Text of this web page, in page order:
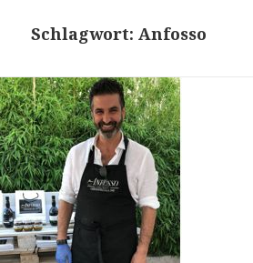
Schlagwort:Anfosso